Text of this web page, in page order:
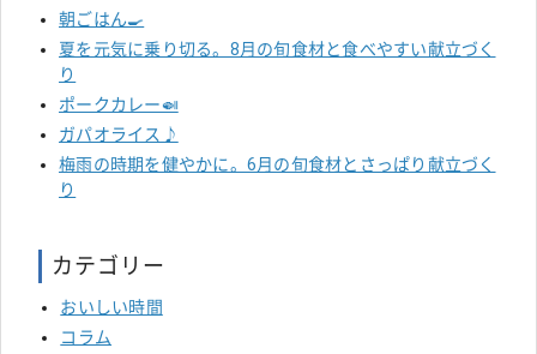
朝ごはん🍳
夏を元気に乗り切る。8月の旬食材と食べやすい献立づく
り
ポークカレー🍛
ガパオライス♪
梅雨の時期を健やかに。6月の旬食材とさっぱり献立づく
り
カテゴリー
おいしい時間
コラム